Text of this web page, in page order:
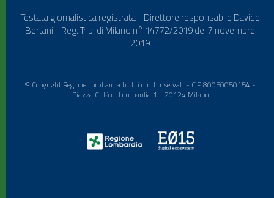
Testata giornalistica registrata - Direttore responsabile Davide
Bertani - Reg. Trib. di Milano n° 14772/2019 del 7 novembre
2019
© Copyright Regione Lombardia tutti i diritti riservati - C.F. 80050050154 -
Piazza Città di Lombardia 1 - 20124 Milano